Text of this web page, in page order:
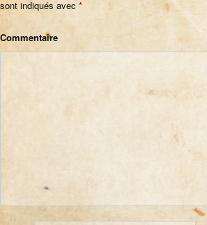
sont indiqués avec *
Commentaire